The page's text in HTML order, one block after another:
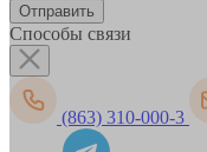
Способы связи
(863) 310-000-3